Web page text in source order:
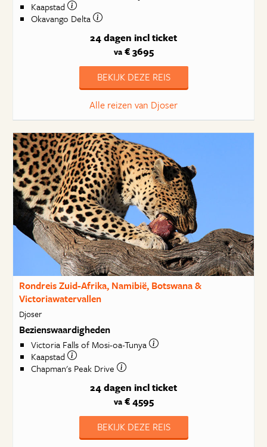
Kaapstad
Okavango Delta
24 dagen incl ticket
va€ 3695
BEKIJK DEZE REIS
Alle reizen van Djoser
Rondreis Zuid-Afrika, Namibië, Botswana &
Victoriawatervallen
Djoser
Bezienswaardigheden
Victoria Falls of Mosi-oa-Tunya
Kaapstad
Chapman's Peak Drive
24 dagen incl ticket
va€ 4595
BEKIJK DEZE REIS